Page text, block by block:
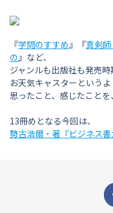
『学問のすすめ』『真剣
の』など、
ジャンルも出版社も発売時
お天気キャスターというよ
思ったこと、感じたことを
13冊めとなる今回は、
勢古浩爾・著『ビジネス書